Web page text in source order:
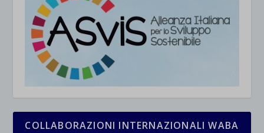
COLLABORAZIONI INTERNAZIONALI WABA